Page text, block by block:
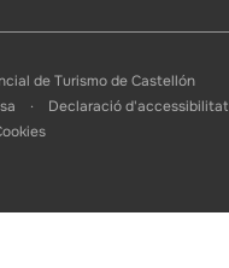
de Turismo de Castellón
Declaració d'accessibilitat